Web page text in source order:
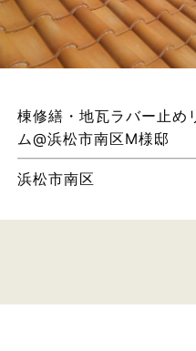
棟修繕・地瓦ラバー止め
ム@浜松市南区M様邸
浜松市南区